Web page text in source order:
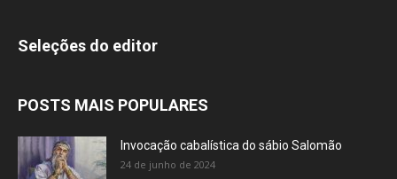
Seleções do editor
POSTS MAIS POPULARES
Invocação cabalística do sábio Salomão
24 de junho de 2024